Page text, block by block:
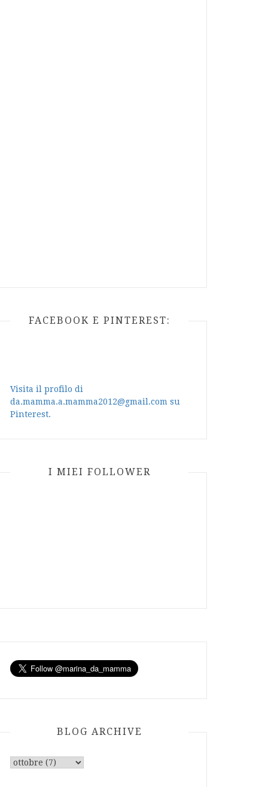
FACEBOOK E PINTEREST:
Visita il profilo di
da.mamma.a.mamma2012@gmail.com su
Pinterest.
I MIEI FOLLOWER
BLOG ARCHIVE